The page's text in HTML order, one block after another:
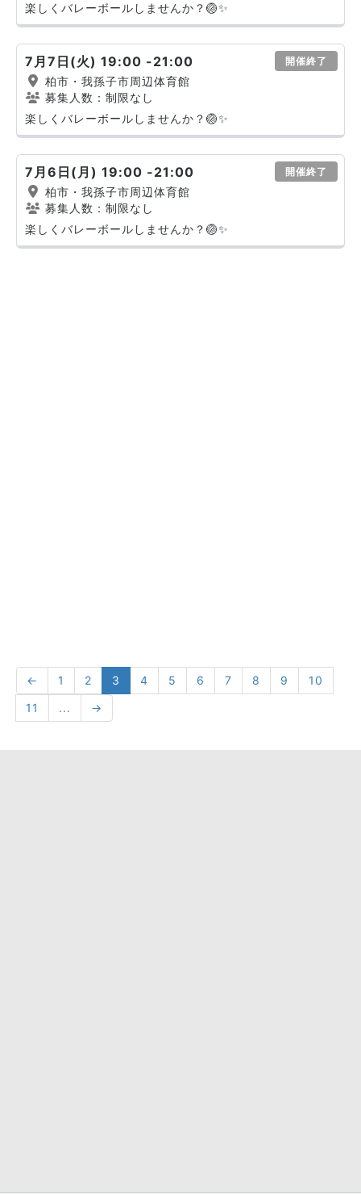
楽しくバレーボールしませんか？🏐✨
7月7日(火) 19:00 -21:00 開催終了
柏市・我孫子市周辺体育館
募集人数：制限なし
楽しくバレーボールしませんか？🏐✨
7月6日(月) 19:00 -21:00 開催終了
柏市・我孫子市周辺体育館
募集人数：制限なし
楽しくバレーボールしませんか？🏐✨
← 1 2 3 4 5 6 7 8 9
10
11
... →